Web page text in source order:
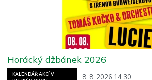
KALENDÁŘ AKCÍ V
8. 8. 2026 14:30
Horácký džbánek 2026